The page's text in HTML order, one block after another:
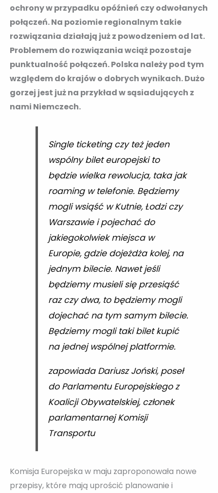
ochrony w przypadku opóźnień czy odwołanych
połączeń. Na poziomie regionalnym takie
rozwiązania działają już z powodzeniem od lat.
Problemem do rozwiązania wciąż pozostaje
punktualność połączeń. Polska należy pod tym
względem do krajów o dobrych wynikach. Dużo
gorzej jest już na przykład w sąsiadujących z
nami Niemczech.
Single ticketing czy też jeden
wspólny bilet europejski to
będzie wielka rewolucja, taka jak
roaming w telefonie. Będziemy
mogli wsiąść w Kutnie, Łodzi czy
Warszawie i pojechać do
jakiegokolwiek miejsca w
Europie, gdzie dojeżdża kolej, na
jednym bilecie. Nawet jeśli
będziemy musieli się przesiąść
raz czy dwa, to będziemy mogli
dojechać na tym samym bilecie.
Będziemy mogli taki bilet kupić
na jednej wspólnej platformie.
zapowiada Dariusz Joński, poseł
do Parlamentu Europejskiego z
Koalicji Obywatelskiej, członek
parlamentarnej Komisji
Transportu
Komisja Europejska w maju zaproponowała nowe
przepisy, które mają uprościć planowanie i